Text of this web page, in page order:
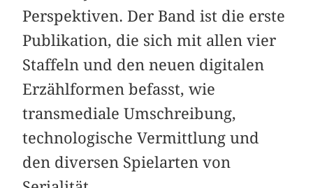
Perspektiven. Der Band ist die erste
Publikation, die sich mit allen vier
Staffeln und den neuen digitalen
Erzählformen befasst, wie
transmediale Umschreibung,
technologische Vermittlung und
den diversen Spielarten von